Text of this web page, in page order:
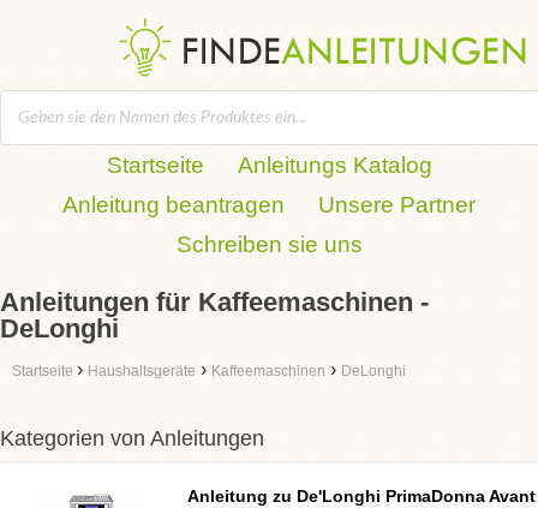
Startseite
Anleitungs Katalog
Anleitung beantragen
Unsere Partner
Schreiben sie uns
Anleitungen für Kaffeemaschinen -
DeLonghi
Startseite › Haushaltsgeräte › Kaffeemaschinen › DeLonghi
Kategorien von Anleitungen
Anleitung zu De'Longhi PrimaDonna Avant